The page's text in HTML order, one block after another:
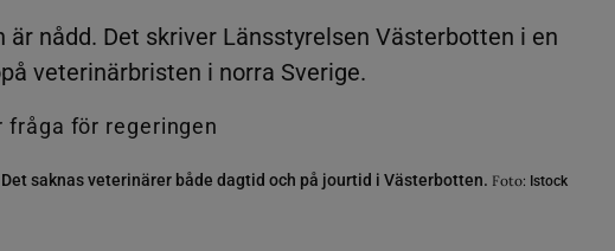
är nådd. Det skriver Länsstyrelsen Västerbotten i en
veterinärbristen i norra Sverige.
Det saknas veterinärer både dagtid och på jourtid i Västerbotten. Foto: Istock